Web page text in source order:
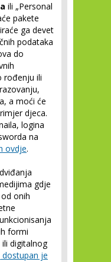
ili „Personal
pakete
ga devet
podataka
do
rođenju ili
a moći će
djeca.
logina
na
ovdje.
gdje
onih
formi
digitalnog
je